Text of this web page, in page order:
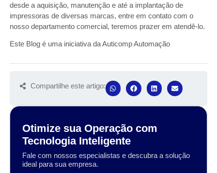
desde a aquisição, manutenção e até a implantação de
impressoras de diversas marcas, entre em contato com o
nosso departamento comercial, teremos prazer em atendê-lo.
Este Blog é uma iniciativa da Auticomp Automação
Compartilhe este artigo:
Otimize sua Operação com
Tecnologia Inteligente
Fale com nossos especialistas e descubra a solução
ideal para sua empresa.